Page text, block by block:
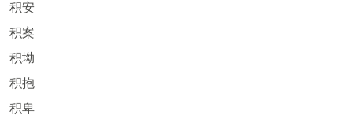
积安
积案
积坳
积抱
积卑